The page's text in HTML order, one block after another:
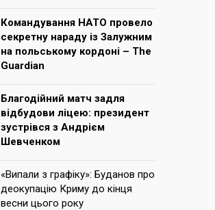
Командування НАТО провело
секретну нараду із Залужним
на польському кордоні – The
Guardian
Благодійний матч задля
відбудови ліцею: президент
зустрівся з Андрієм
Шевченком
«Випали з графіку»: Буданов про
деокупацію Криму до кінця
весни цього року